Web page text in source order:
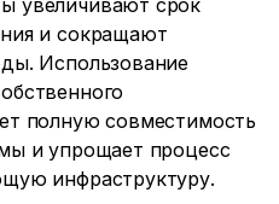
увеличивают срок
и сокращают
Использование
полную совместимость
и упрощает процесс
инфраструктуру.